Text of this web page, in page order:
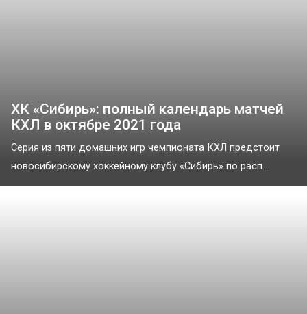
ХК «Сибирь»: полный календарь матчей
КХЛ в октябре 2021 года
Серия из пяти домашних игр чемпионата КХЛ предстоит
новосибирскому хоккейному клубу «Сибирь» по расп...